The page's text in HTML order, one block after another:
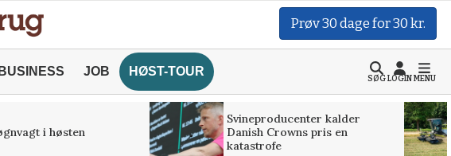
Prøv 30 dage for 30 kr.
BUSINESS JOB HØST-TOUR
SØGLOGINMENU
i høsten
Svineproducenter kalder
Danish Crowns pris en
katastrofe